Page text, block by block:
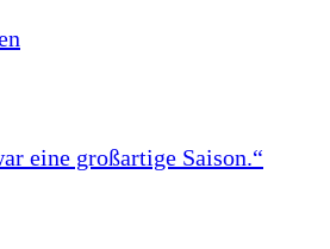
eine großartige Saison.“